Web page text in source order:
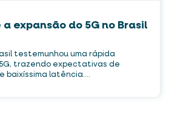
expansão do 5G no Brasil
testemunhou uma rápida
trazendo expectativas de
baixíssima latência....